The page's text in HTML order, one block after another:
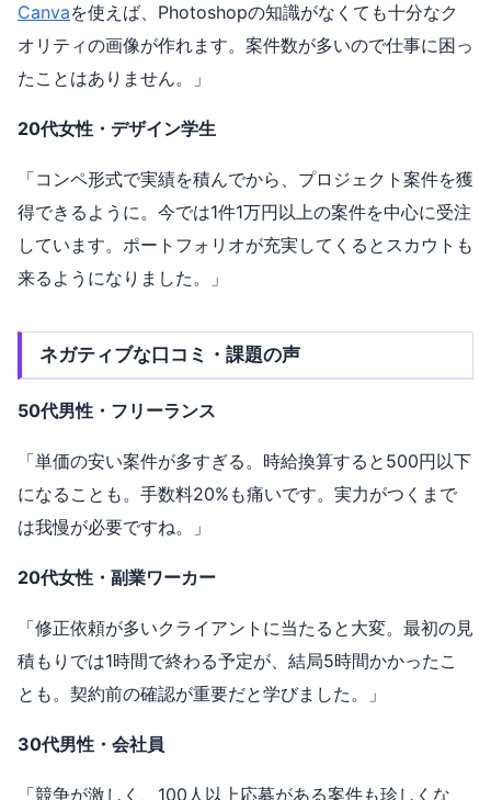
Canvaを使えば、Photoshopの知識がなくても十分なク
オリティの画像が作れます。案件数が多いので仕事に困っ
たことはありません。」
20代女性・デザイン学生
「コンペ形式で実績を積んでから、プロジェクト案件を獲
得できるように。今では1件1万円以上の案件を中心に受注
しています。ポートフォリオが充実してくるとスカウトも
来るようになりました。」
ネガティブな口コミ・課題の声
50代男性・フリーランス
「単価の安い案件が多すぎる。時給換算すると500円以下
になることも。手数料20%も痛いです。実力がつくまで
は我慢が必要ですね。」
20代女性・副業ワーカー
「修正依頼が多いクライアントに当たると大変。最初の見
積もりでは1時間で終わる予定が、結局5時間かかったこ
とも。契約前の確認が重要だと学びました。」
30代男性・会社員
「競争が激しく、100人以上応募がある案件も珍しくな